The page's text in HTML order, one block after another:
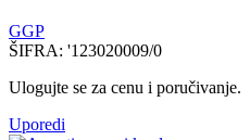
GGP
ŠIFRA: '123020009/0
Ulogujte se za cenu i poručivanje.
Uporedi